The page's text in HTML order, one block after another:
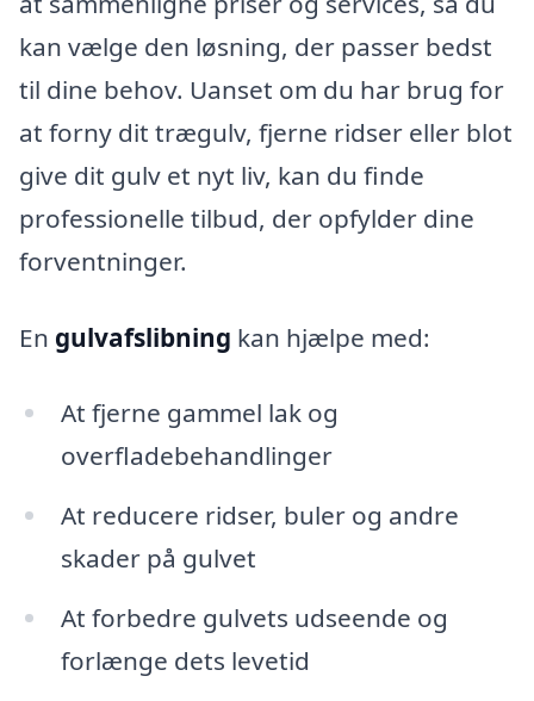
kan vælge den løsning, der passer bedst
til dine behov. Uanset om du har brug for
at forny dit trægulv, fjerne ridser eller blot
give dit gulv et nyt liv, kan du finde
professionelle tilbud, der opfylder dine
forventninger.
En gulvafslibning kan hjælpe med:
At fjerne gammel lak og
overfladebehandlinger
At reducere ridser, buler og andre
skader på gulvet
At forbedre gulvets udseende og
forlænge dets levetid